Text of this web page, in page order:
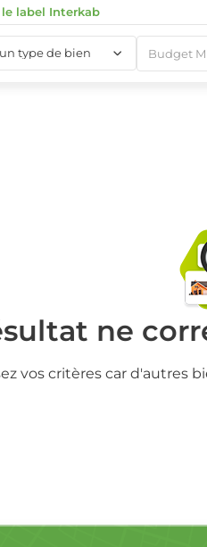
label Interkab
type de bien Budget
ne
vos critères car d'autres